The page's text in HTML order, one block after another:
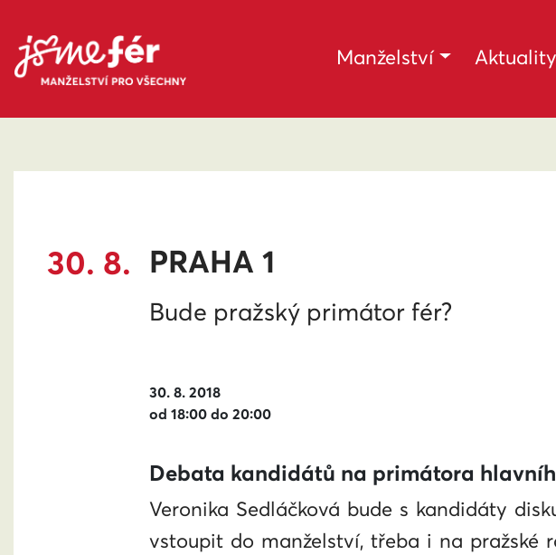
Manželství Aktuality
30. 8. PRAHA 1
Bude pražský primátor fér?
30. 8. 2018
od 18:00 do 20:00
Debata kandidátů na primátora
Veronika Sedláčková bude s kandidáty
vstoupit do manželství, třeba i na